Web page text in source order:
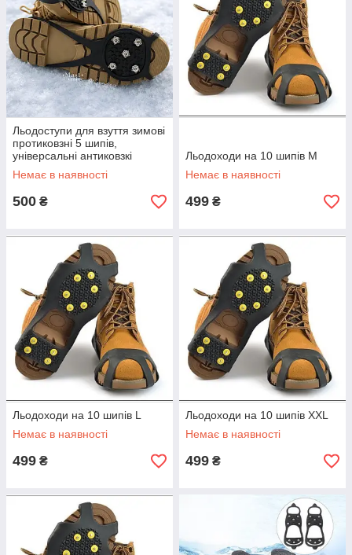
Льодоступи для взуття зимові
протиковзні 5 шипів,
універсальні антиковзкі
накладки з металевими
шипами ожеледиці Чорні,
Немає в наявності
500 ₴
Льодоходи на 10 шипів М
Немає в наявності
499 ₴
Льодоходи на 10 шипів L
Немає в наявності
499 ₴
Льодоходи на 10 шипів XXL
Немає в наявності
499 ₴